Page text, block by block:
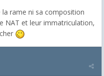
la rame ni sa composition
NAT et leur immatriculation,